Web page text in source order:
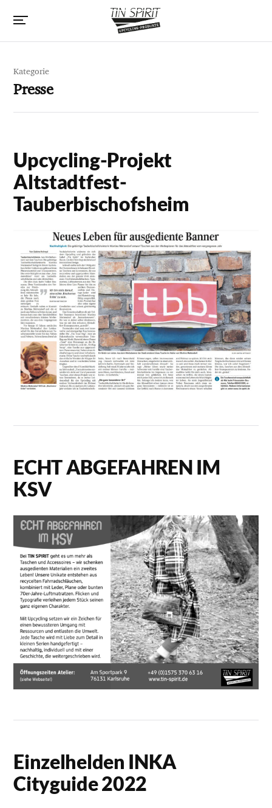
Kategorie
Presse
Upcycling-Projekt
Altstadtfest-
Tauberbischofsheim
ECHT ABGEFAHREN IM
KSV
Einzelhelden INKA
Cityguide 2022